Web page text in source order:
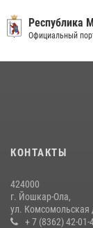
В Марий Эл
донорской акции
Росгвардейцы в
08 июля 2026, 13:48
Управление
Республика
Официальный
КОНТАКТЫ
424000
г. Йошкар-Ола,
ул. Комсомольская
+ 7 (8362) 42-01-